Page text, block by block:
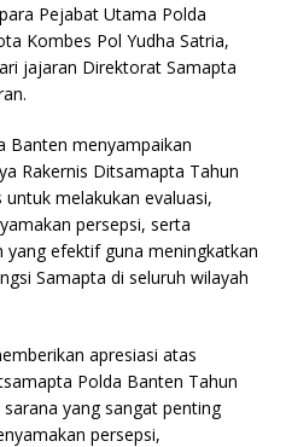
Pejabat Utama Polda
Kombes Pol Yudha Satria,
jajaran Direktorat Samapta
Banten menyampaikan
Rakernis Ditsamapta Tahun
melakukan evaluasi,
persepsi, serta
efektif guna meningkatkan
Samapta di seluruh wilayah
apresiasi atas
Polda Banten Tahun
yang sangat penting
persepsi,